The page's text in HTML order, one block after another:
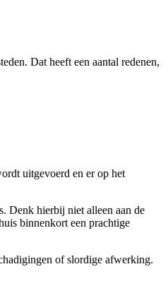
Dat heeft een aantal redenen,
uitgevoerd en er op het
Denk hierbij niet alleen aan de
binnenkort een prachtige
of slordige afwerking.